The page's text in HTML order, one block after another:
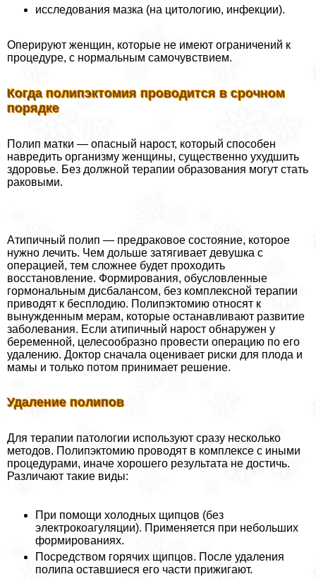
исследования мазка (на цитологию, инфекции).
Оперируют женщин, которые не имеют ограничений к
процедуре, с нормальным самочувствием.
Когда полипэктомия проводится в срочном
порядке
Полип матки — опасный нарост, который способен
навредить организму женщины, существенно ухудшить
здоровье. Без должной терапии образования могут стать
paковыми.
Атипичный полип — предpaковое состояние, которое
нужно лечить. Чем дольше затягивает дeвyшка с
операцией, тем сложнее будет проходить
восстановление. Формирования, обусловленные
гормональным дисбалансом, без комплексной терапии
приводят к бесплодию. Полипэктомию относят к
вынужденным мерам, которые останавливают развитие
заболевания. Если атипичный нарост обнаружен у
беременной, целесообразно провести операцию по его
удалению. Доктор сначала оценивает риски для плода и
мамы и только потом принимает решение.
Удаление полипов
Для терапии патологии используют сразу несколько
методов. Полипэктомию проводят в комплексе с иными
процедypaми, иначе хорошего результата не достичь.
Различают такие виды:
При помощи холодных щипцов (без
электрокоагуляции). Применяется при небольших
формированиях.
Посредством горячих щипцов. После удаления
полипа оставшиеся его части прижигают.